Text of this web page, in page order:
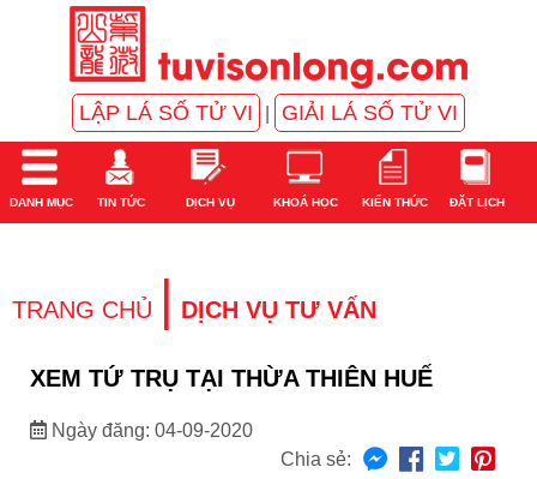
LẬP LÁ SỐ TỬ VI GIẢI LÁ SỐ TỬ VI
DANH MỤC TIN TỨC DỊCH VỤ KHOÁ HỌC KIẾN THỨC ĐẶT LỊCH
TRANG CHỦ | DỊCH VỤ TƯ VẤN
XEM TỨ TRỤ TẠI THỪA THIÊN HUẾ
Ngày đăng: 04-09-2020
Chia sẻ: